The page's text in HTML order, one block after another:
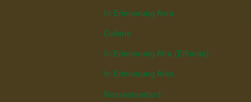
In Erinnerung Asra
Galerie
In Erinnerung Afra (Elfriede)
In Erinnerung Arko
Rassestandard